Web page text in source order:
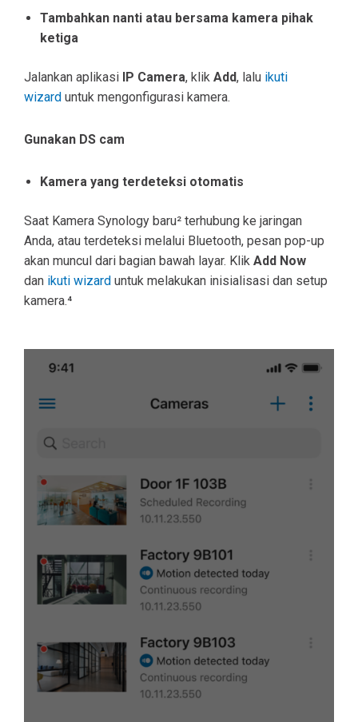
Tambahkan nanti atau bersama kamera pihak
ketiga
Jalankan aplikasi IP Camera, klik Add, lalu ikuti
wizard untuk mengonfigurasi kamera.
Gunakan DS cam
Kamera yang terdeteksi otomatis
Saat Kamera Synology baru² terhubung ke jaringan
Anda, atau terdeteksi melalui Bluetooth, pesan pop-up
akan muncul dari bagian bawah layar. Klik Add Now
dan ikuti wizard untuk melakukan inisialisasi dan setup
kamera.⁴